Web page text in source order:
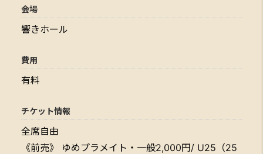
会場
響きホール
費用
有料
チケット情報
全席自由
《前売》 ゆめプラメイト・一般2,000円/ U25（25